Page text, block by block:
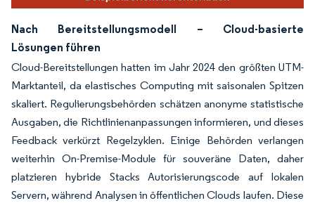
Nach Bereitstellungsmodell – Cloud-basierte
Lösungen führen
Cloud-Bereitstellungen hatten im Jahr 2024 den größten UTM-
Marktanteil, da elastisches Computing mit saisonalen Spitzen
skaliert. Regulierungsbehörden schätzen anonyme statistische
Ausgaben, die Richtlinienanpassungen informieren, und dieses
Feedback verkürzt Regelzyklen. Einige Behörden verlangen
weiterhin On-Premise-Module für souveräne Daten, daher
platzieren hybride Stacks Autorisierungscode auf lokalen
Servern, während Analysen in öffentlichen Clouds laufen. Diese